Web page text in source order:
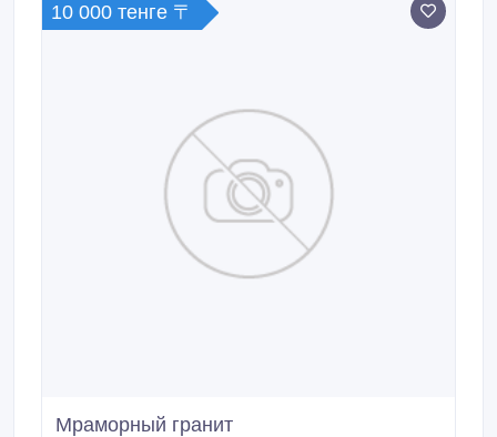
10 000 тенге 〒
Мраморный гранит